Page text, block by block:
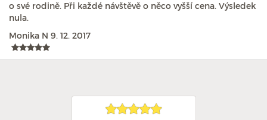
o své rodině. Při každé návštěvě o něco vyšší cena. Výsledek
nula.
Monika N 9. 12. 2017